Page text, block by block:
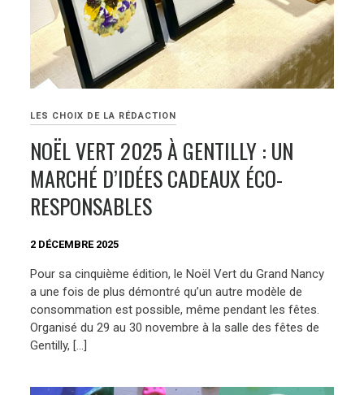
LES CHOIX DE LA RÉDACTION
NOËL VERT 2025 À GENTILLY : UN
MARCHÉ D’IDÉES CADEAUX ÉCO-
RESPONSABLES
2 DÉCEMBRE 2025
Pour sa cinquième édition, le Noël Vert du Grand Nancy
a une fois de plus démontré qu’un autre modèle de
consommation est possible, même pendant les fêtes.
Organisé du 29 au 30 novembre à la salle des fêtes de
Gentilly, […]